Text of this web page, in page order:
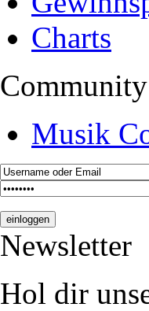
Charts
Community
Musik
Newsletter
Hol dir